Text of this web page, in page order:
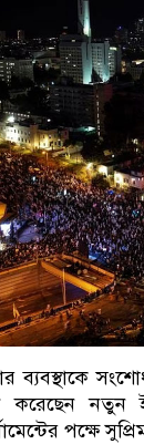
ব্যবস্থাকে
করেছেন নতুন
পক্ষে